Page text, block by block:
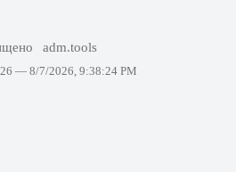
adm.tools
— 8/7/2026, 9:38:24 PM